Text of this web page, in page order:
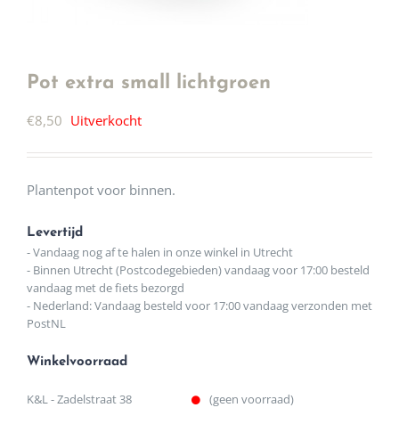
Pot extra small lichtgroen
€8,50 Uitverkocht
Plantenpot voor binnen.
Levertijd
- Vandaag nog af te halen in onze winkel in Utrecht
- Binnen Utrecht (Postcodegebieden) vandaag voor 17:00 besteld
vandaag met de fiets bezorgd
- Nederland: Vandaag besteld voor 17:00 vandaag verzonden met
PostNL
Winkelvoorraad
K&L - Zadelstraat 38 (geen voorraad)